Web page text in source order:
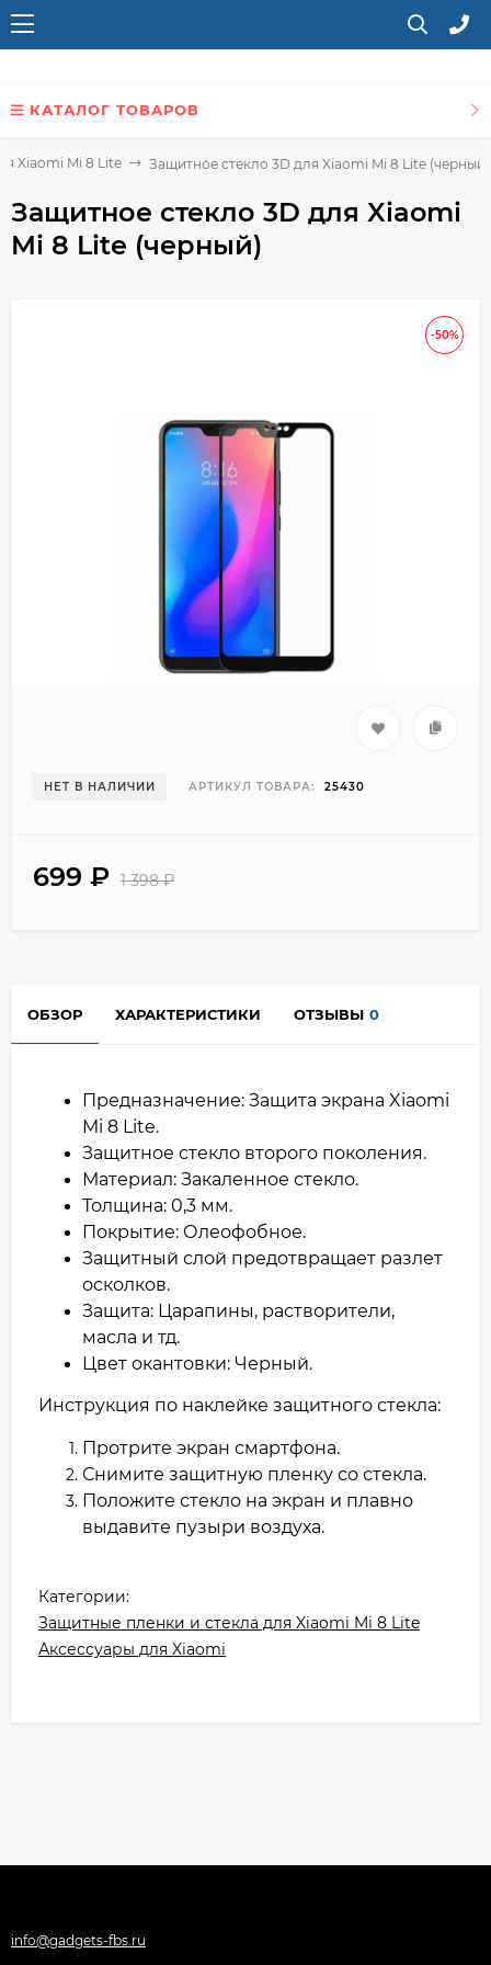
КАТАЛОГ ТОВАРОВ
Xiaomi Mi 8 Lite Защитное стекло 3D для Xiaomi Mi 8 Lite (черный)
Защитное стекло 3D для Xiaomi
Mi 8 Lite (черный)
-50%
НЕТ В НАЛИЧИИ АРТИКУЛ ТОВАРА: 25430
699 ₽ 1 398₽
ОБЗОР ХАРАКТЕРИСТИКИ ОТЗЫВЫ 0
Предназначение: Защита экрана Xiaomi
Mi 8 Lite.
Защитное стекло второго поколения.
Материал: Закаленное стекло.
Толщина: 0,3 мм.
Покрытие: Олеофобное.
Защитный слой предотвращает разлет
осколков.
Защита: Царапины, растворители,
масла и тд.
Цвет окантовки: Черный.
Инструкция по наклейке защитного стекла:
Протрите экран смартфона.
Снимите защитную пленку со стекла.
Положите стекло на экран и плавно
выдавите пузыри воздуха.
Категории:
Защитные пленки и стекла для Xiaomi Mi 8 Lite
Аксессуары для Xiaomi
info@gadgets-fbs.ru